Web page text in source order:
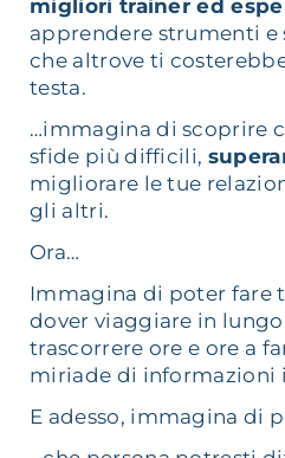
migliori trainer ed
apprendere strumenti e
che altrove ti
testa.
…immagina di scoprire
sfide più difficili,
migliorare le tue
gli altri.
Ora…
Immagina di poter fare
dover viaggiare in lungo
trascorrere ore e ore a
miriade di informazioni
E adesso, immagina di